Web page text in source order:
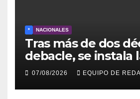
* NACIONALES
Tras más de dos
debacle, se instala
para el capítulo
diálogo venezolano
07/08/2026 EQUIPO DE